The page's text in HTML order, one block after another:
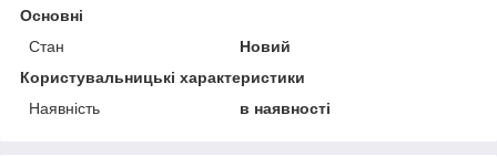
Основні
Стан
Новий
Користувальницькі характеристики
Наявність
в наявності